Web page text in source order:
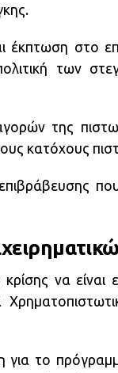
έκπτωση στο
των
της
κατόχους
που
να είναι
για το